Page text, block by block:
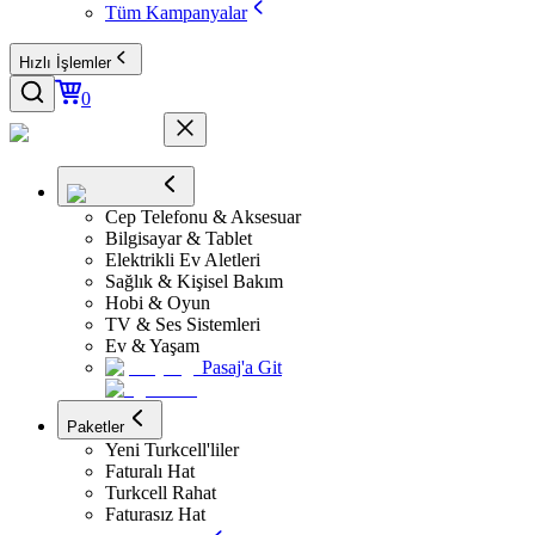
Tüm Kampanyalar
Hızlı İşlemler
0
Cep Telefonu & Aksesuar
Bilgisayar & Tablet
Elektrikli Ev Aletleri
Sağlık & Kişisel Bakım
Hobi & Oyun
TV & Ses Sistemleri
Ev & Yaşam
Pasaj'a Git
Paketler
Yeni Turkcell'liler
Faturalı Hat
Turkcell Rahat
Faturasız Hat